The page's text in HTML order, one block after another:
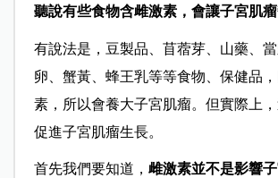
聽說有些食物含雌激素，會讓子宮肌
有說法是，豆製品、苜蓿芽、山藥、
卵、蟹黃、蜂王乳等等食物、保健品
素，所以會養大子宮肌瘤。但實際上
促進子宮肌瘤生長。
首先我們要知道， 雌激素並不是影響